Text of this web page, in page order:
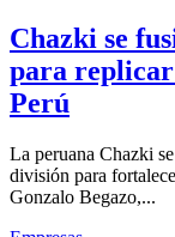
Chazki se
para replicar
Perú
La peruana Chazki
división para
Gonzalo Begazo,...